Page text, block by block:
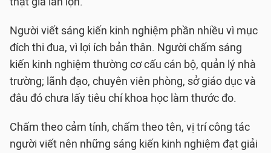
Người viết sáng kiến kinh nghiệm phần nhiều vì mục
đích thi đua, vì lợi ích bản thân. Người chấm sáng
kiến kinh nghiệm thường cơ cấu cán bộ, quản lý nhà
trường; lãnh đạo, chuyên viên phòng, sở giáo dục và
đâu đó chưa lấy tiêu chí khoa học làm thước đo.
Chấm theo cảm tính, chấm theo tên, vị trí công tác
người viết nên những sáng kiến kinh nghiệm đạt giải